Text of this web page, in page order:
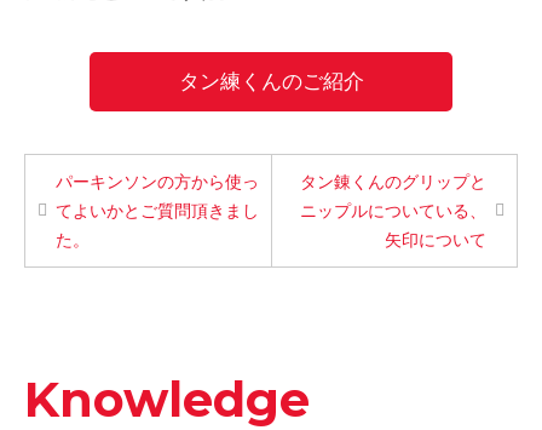
タン練くんのご紹介
パーキンソンの方から使っ
てよいかとご質問頂きまし
た。
タン錬くんのグリップと
ニップルについている、
矢印について
Knowledge